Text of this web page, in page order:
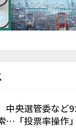
制を点検
中央選管委など
…「投票率操作